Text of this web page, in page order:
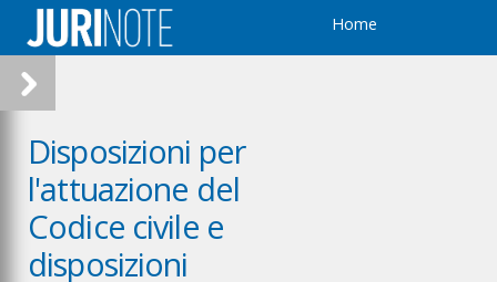
Home
Disposizioni per
l'attuazione del
Codice civile e
disposizioni